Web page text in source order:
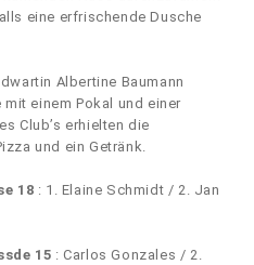
eine erfrischende Dusche
Albertine Baumann
einem Pokal und einer
Club’s erhielten die
und ein Getränk.
18 : 1. Elaine Schmidt / 2. Jan
15 : Carlos Gonzales / 2.